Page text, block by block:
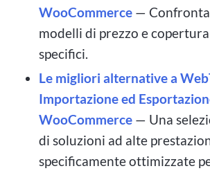
WooCommerce —
modelli di prezzo e
specifici.
Le migliori alternative a
Importazione ed
WooCommerce — Una
di soluzioni ad alte
specificamente ottimizzate